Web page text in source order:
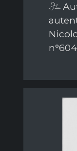
n°604